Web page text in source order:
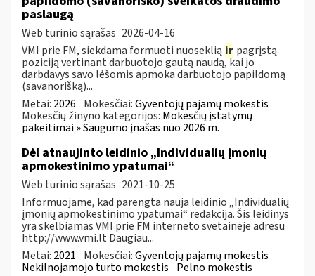
paslaugą
Web turinio sąrašas 2026-04-16
VMI prie FM, siekdama formuoti nuoseklią ir pagrįstą
poziciją vertinant darbuotojo gautą naudą, kai jo
darbdavys savo lėšomis apmoka darbuotojo papildomą
(savanorišką)...
Metai: 2026 Mokesčiai:Gyventojų pajamų mokestis
Mokesčių žinyno kategorijos: Mokesčių įstatymų
pakeitimai » Saugumo įnašas nuo 2026 m.
Dėl atnaujinto leidinio „Individualių įmonių
apmokestinimo ypatumai“
Web turinio sąrašas 2021-10-25
Informuojame, kad parengta nauja leidinio „Individualių
įmonių apmokestinimo ypatumai“ redakcija. Šis leidinys
yra skelbiamas VMI prie FM interneto svetainėje adresu
http://www.vmi.lt Daugiau...
Metai: 2021 Mokesčiai:Gyventojų pajamų mokestis
Nekilnojamojo turto mokestis Pelno mokestis